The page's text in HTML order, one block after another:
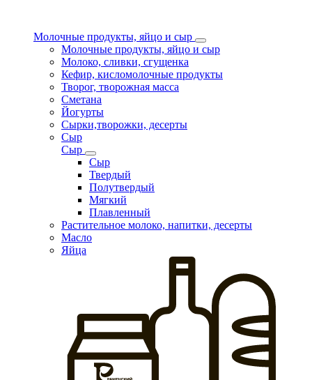
Молочные продукты, яйцо и сыр
Молочные продукты, яйцо и сыр
Молоко, сливки, сгущенка
Кефир, кисломолочные продукты
Творог, творожная масса
Сметана
Йогурты
Сырки,творожки, десерты
Сыр
Сыр
Сыр
Твердый
Полутвердый
Мягкий
Плавленный
Растительное молоко, напитки, десерты
Масло
Яйца